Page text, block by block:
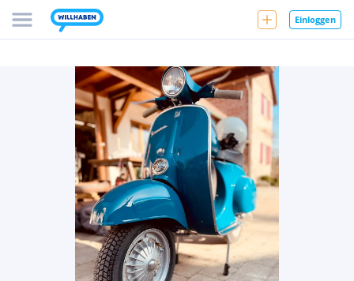
Einloggen